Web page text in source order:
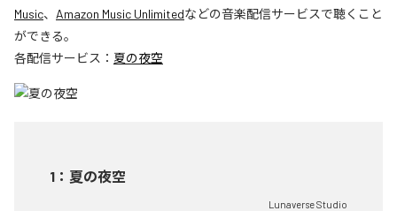
Music、 Amazon Music Unlimitedなどの音楽配信サービスで聴くこと
ができる。
各配信サービス： 夏の夜空
1 ： 夏の夜空
Lunaverse Studio